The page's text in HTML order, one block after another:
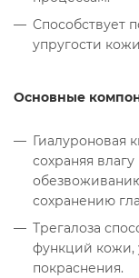
Способствует
упругости
Основные
Гиалуроновая
сохраняя
сохранению
Трегалоза
функций кожи,
покраснения.